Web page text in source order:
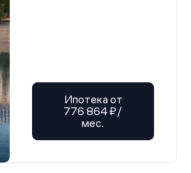
Ипотека от
776 864 ₽/
мес.